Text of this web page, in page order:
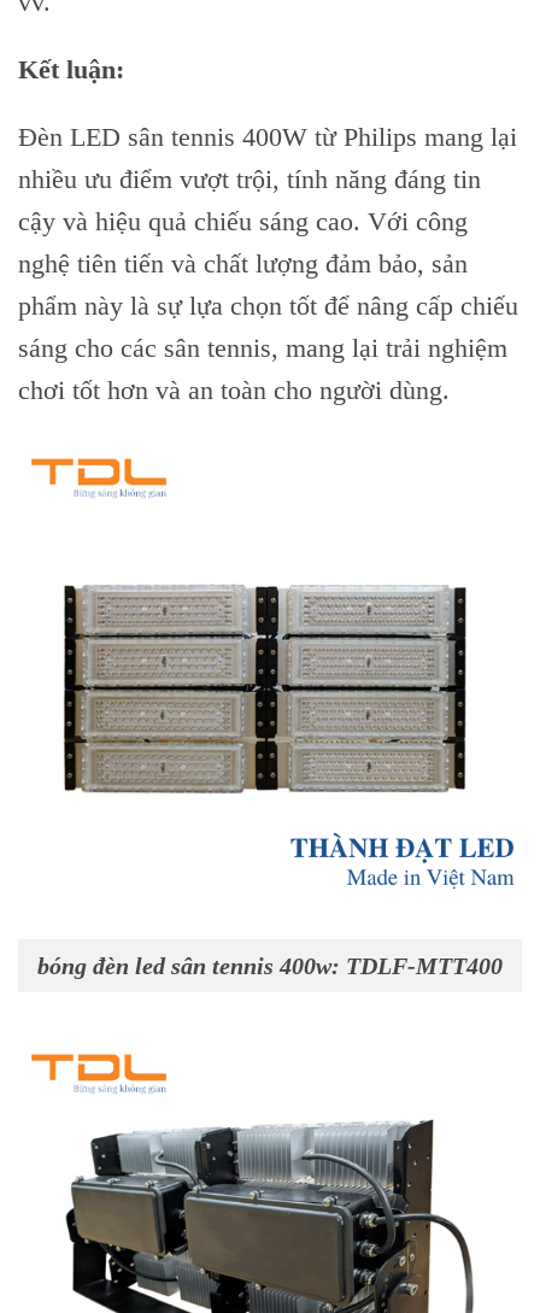
Kết luận:
Đèn LED sân tennis 400W từ Philips mang lại
nhiều ưu điểm vượt trội, tính năng đáng tin
cậy và hiệu quả chiếu sáng cao. Với công
nghệ tiên tiến và chất lượng đảm bảo, sản
phẩm này là sự lựa chọn tốt để nâng cấp chiếu
sáng cho các sân tennis, mang lại trải nghiệm
chơi tốt hơn và an toàn cho người dùng.
bóng đèn led sân tennis 400w: TDLF-MTT400